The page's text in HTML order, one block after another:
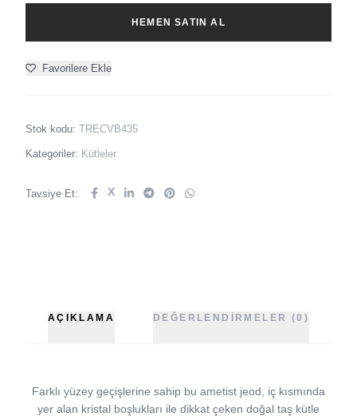
HEMEN SATIN AL
Favorilere Ekle
Stok kodu: TRECVB435
Kategoriler: Kütleler
Tavsiye Et: X
AÇIKLAMA DEĞERLENDIRMELER (0)
Farklı yüzey geçişlerine sahip bu ametist jeod, iç kısmında
yer alan kristal boşlukları ile dikkat çeken doğal taş kütle